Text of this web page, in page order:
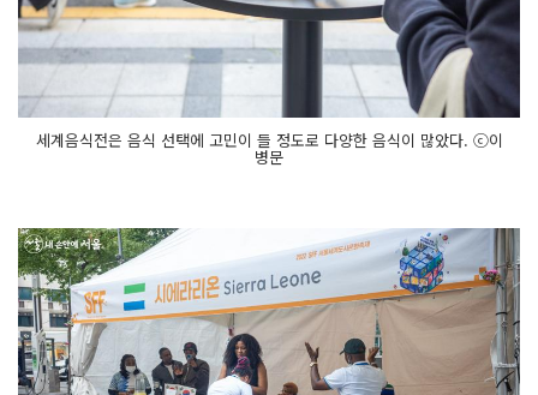
세계음식전은 음식 선택에 고민이 들 정도로 다양한 음식이 많았다. ⓒ이
병문